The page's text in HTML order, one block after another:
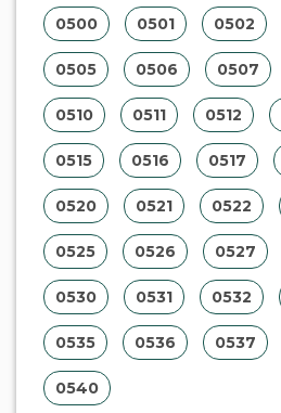
0500 0501 0502
0505 0506 0507
0510 0511 0512
0515 0516 0517
0520 0521 0522
0525 0526 0527
0530 0531 0532
0535 0536 0537
0540